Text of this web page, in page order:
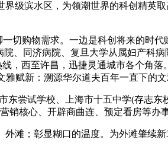
级滨水区，为领潮世界的科创精英
购物需求。一边是科创将来的时代
、同济病院、复旦大学从属妇产科
，西至许昌，迅捷灵通城市各个角
赋新：溯源华尔道夫百年一直下的
尝试学校、上海市十五中学(存志东
核心、开辟商曲连、预定看房等办
；彰显糊口的温度。为外滩肇续新